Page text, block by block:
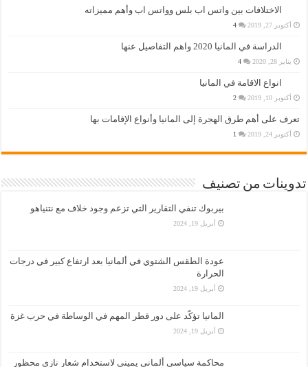
الاختلافات بين واتس اب بلس وواتس اب وأهم مميزاته
أكتوبر 27, 2019 4
الدراسة في المانيا 2020 واهم التفاصيل عنها
يناير 28, 2020 4
انواع الاقامة في المانيا
أكتوبر 10, 2019 2
تعرف على أهم طرق الهجرة إلى المانيا وأنواع الإقامات بها
أكتوبر 24, 2019 1
تدوينات من تصنيف
بيربوك تنفي التقارير التي تزعم وجود خلاف مع نتنياهو
أبريل 19, 2024
عودة الطقس الشتوي في ألمانيا بعد ارتفاع كبير في درجات
الحرارة
أبريل 19, 2024
المانيا تؤكّد على دور قطر المهم في الوساطة في حرب غزة
أبريل 19, 2024
محاكمة سياسي ألماني يميني لاستخدام شعار نازي محظور